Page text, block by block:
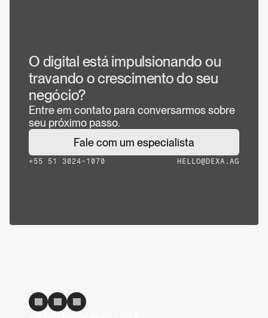
O digital está impulsionando ou
travando o crescimento do seu
negócio?
+55 51 3024-1070 HELLO@DEXA.AG
Entre em contato para conversarmos sobre
seu próximo passo.
Fale com um especialista